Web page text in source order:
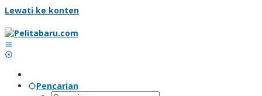
Lewati ke konten
Pencarian